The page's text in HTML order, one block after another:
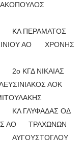
ΚΛ ΠΕΡΑΜΑΤΟΣ
ΑΟ
ΧΡΟΝΗΣ
2ο ΚΓΔ ΝΙΚΑΙΑΣ
ΑΟΚ
ΚΛ ΓΛΥΦΑΔΑΣ ΟΔ
ΑΟ
ΤΡΑΧΩΝΩΝ
ΑΥΓΟΥΣΤΟΓΛΟΥ